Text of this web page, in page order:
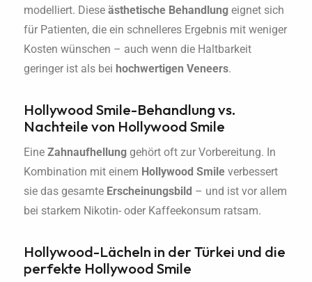
modelliert. Diese ästhetische Behandlung eignet sich
für Patienten, die ein schnelleres Ergebnis mit weniger
Kosten wünschen – auch wenn die Haltbarkeit
geringer ist als bei hochwertigen Veneers.
Hollywood Smile-Behandlung vs.
Nachteile von Hollywood Smile
Eine Zahnaufhellung gehört oft zur Vorbereitung. In
Kombination mit einem Hollywood Smile verbessert
sie das gesamte Erscheinungsbild – und ist vor allem
bei starkem Nikotin- oder Kaffeekonsum ratsam.
Hollywood-Lächeln in der Türkei und die
perfekte Hollywood Smile